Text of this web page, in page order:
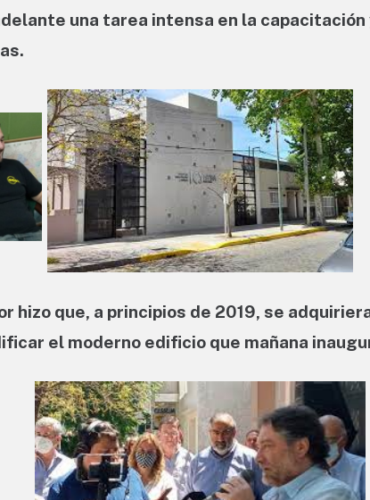
una tarea intensa en la
hizo que, a principios de 2019, se
el moderno edificio que mañana